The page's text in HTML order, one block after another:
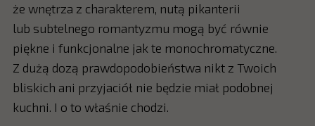
że wnętrza z charakterem, nutą pikanterii
lub subtelnego romantyzmu mogą być równie
piękne i funkcjonalne jak te monochromatyczne.
Z dużą dozą prawdopodobieństwa nikt z Twoich
bliskich ani przyjaciół nie będzie miał podobnej
kuchni. I o to właśnie chodzi.